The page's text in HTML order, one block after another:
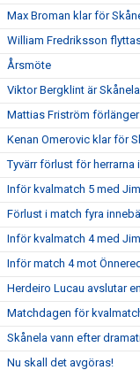
Max Broman klar för
William Fredriksson
Årsmöte
Viktor Bergklint är
Mattias Friström
Kenan Omerovic klar för
Tyvärr förlust för herrarna
Inför kvalmatch 5 med
Förlust i match fyra
Inför kvalmatch 4 med
Inför match 4 mot Önnered
Herdeiro Lucau avslutar
Matchdagen för
Skånela vann efter
Nu skall det avgöras!